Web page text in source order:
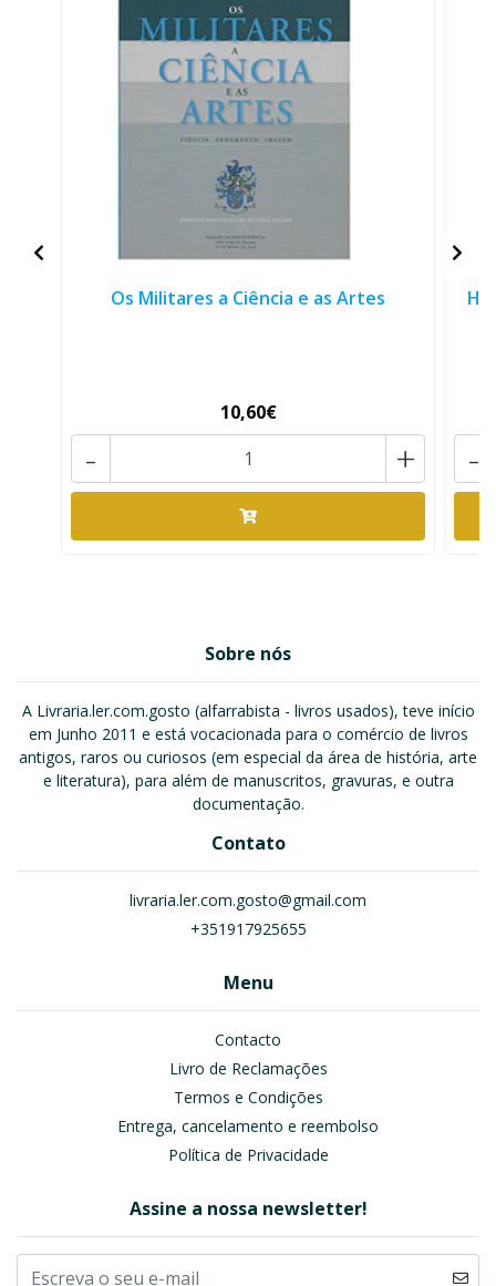
Os Militares a Ciência e as Artes
10,60€
+
- -
Sobre nós
A Livraria.ler.com.gosto (alfarrabista - livros usados), teve início
em Junho 2011 e está vocacionada para o comércio de livros
antigos, raros ou curiosos (em especial da área de história, arte
e literatura), para além de manuscritos, gravuras, e outra
documentação.
Contato
livraria.ler.com.gosto@gmail.com
+351917925655
Menu
Contacto
Livro de Reclamações
Termos e Condições
Entrega, cancelamento e reembolso
Política de Privacidade
Assine a nossa newsletter!